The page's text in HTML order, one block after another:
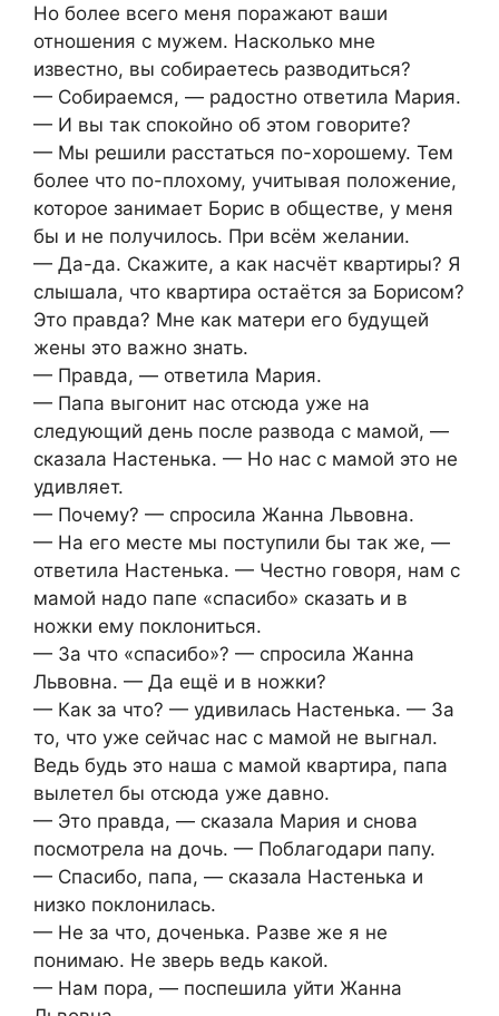
Но более всего меня поражают ваши
отношения с мужем. Насколько мне
известно, вы собираетесь разводиться?
— Собираемся, — радостно ответила Мария.
— И вы так спокойно об этом говорите?
— Мы решили расстаться по-хорошему. Тем
более что по-плохому, учитывая положение,
которое занимает Борис в обществе, у меня
бы и не получилось. При всём желании.
— Да-да. Скажите, а как насчёт квартиры? Я
слышала, что квартира остаётся за Борисом?
Это правда? Мне как матери его будущей
жены это важно знать.
— Правда, — ответила Мария.
— Папа выгонит нас отсюда уже на
следующий день после развода с мамой, —
сказала Настенька. — Но нас с мамой это не
удивляет.
— Почему? — спросила Жанна Львовна.
— На его месте мы поступили бы так же, —
ответила Настенька. — Честно говоря, нам с
мамой надо папе «спасибо» сказать и в
ножки ему поклониться.
— За что «спасибо»? — спросила Жанна
Львовна. — Да ещё и в ножки?
— Как за что? — удивилась Настенька. — За
то, что уже сейчас нас с мамой не выгнал.
Ведь будь это наша с мамой квартира, папа
вылетел бы отсюда уже давно.
— Это правда, — сказала Мария и снова
посмотрела на дочь. — Поблагодари папу.
— Спасибо, папа, — сказала Настенька и
низко поклонилась.
— Не за что, доченька. Разве же я не
понимаю. Не зверь ведь какой.
— Нам пора, — поспешила уйти Жанна